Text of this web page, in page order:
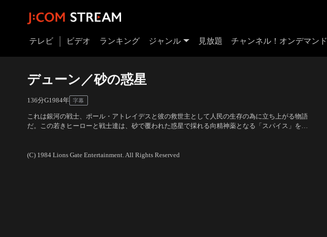
テレビ ビデオ ランキング ジャンル 見放題 チャンネル！オンデマンド
デューン／砂の惑星
136分G1984年 字幕
これは銀河の戦士、ポール・アトレイデスと彼の救世主として人民の生存の為に立ち上がる物語
だ。この若きヒーローと戦士達は、砂で覆われた惑星で採れる向精神薬となる「スパイス」をめ
(C) 1984 Lions Gate Entertainment. All Rights Reserved